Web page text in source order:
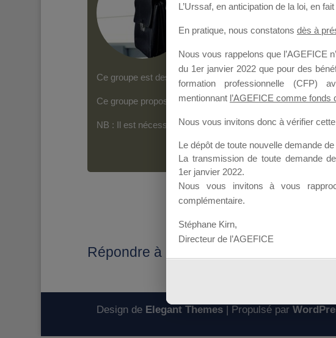
Ce groupe est destiné aux Organismes de Formation qui
Ce groupe propose un forum dédié au support sur lequel il
NB : Il est nécessaire d’êtreinscrit(e)pour pouvoir
Répondre à : REPONSE
Design de Elegant Themes| Propulsé par
L’Urssaf, en anticipation de la loi, en
En pratique, nous constatons dès à
Nous vous rappelons que l’AGEFICE
du 1er janvier 2022 que pour des
formation professionnelle (CFP)
mentionnant l’AGEFICE comme fonds
Nous vous invitons donc à vérifier
Le dépôt de toute nouvelle demande
La transmission de toute demande
1er janvier 2022.
Nous vous invitons à vous
complémentaire.
Stéphane Kirn,
Directeur de l’AGEFICE